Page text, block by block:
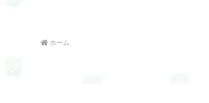
ホーム